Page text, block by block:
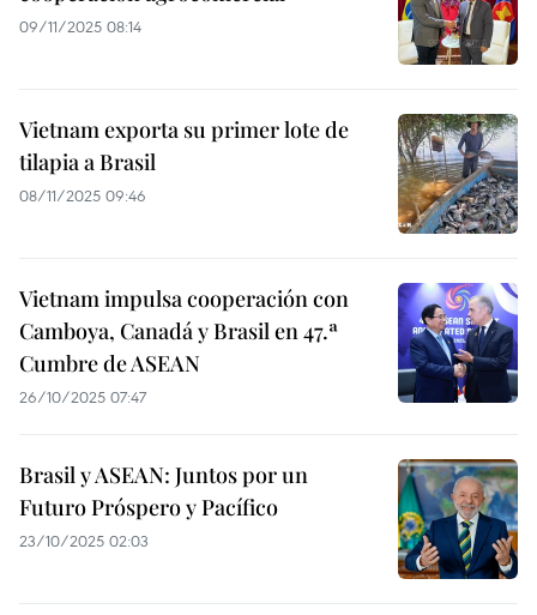
09/11/2025 08:14
Vietnam exporta su primer lote de
tilapia a Brasil
08/11/2025 09:46
Vietnam impulsa cooperación con
Camboya, Canadá y Brasil en 47.ª
Cumbre de ASEAN
26/10/2025 07:47
Brasil y ASEAN: Juntos por un
Futuro Próspero y Pacífico
23/10/2025 02:03